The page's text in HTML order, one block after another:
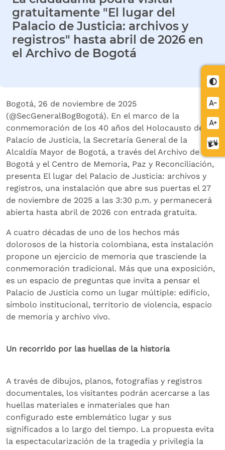
de
gratuitamente "El lugar del
Palacio de Justicia: archivos y
registros" hasta abril de 2026 en
el Archivo de Bogotá
Bogotá, 26 de noviembre de 2025
(@SecGeneralBogBogotá). En el marco de la
conmemoración de los 40 años del Holocausto del
Palacio de Justicia, la Secretaría General de la
Alcaldía Mayor de Bogotá, a través del Archivo de
Bogotá y el Centro de Memoria, Paz y Reconciliación,
presenta El lugar del Palacio de Justicia: archivos y
registros, una instalación que abre sus puertas el 27
de noviembre de 2025 a las 3:30 p.m. y permanecerá
abierta hasta abril de 2026 con entrada gratuita.
A cuatro décadas de uno de los hechos más
dolorosos de la historia colombiana, esta instalación
propone un ejercicio de memoria que trasciende la
conmemoración tradicional. Más que una exposición,
es un espacio de preguntas que invita a pensar el
Palacio de Justicia como un lugar múltiple: edificio,
símbolo institucional, territorio de violencia, espacio
de memoria y archivo vivo.
Un recorrido por las huellas de la historia
A través de dibujos, planos, fotografías y registros
documentales, los visitantes podrán acercarse a las
huellas materiales e inmateriales que han
configurado este emblemático lugar y sus
significados a lo largo del tiempo. La propuesta evita
la espectacularización de la tragedia y privilegia la